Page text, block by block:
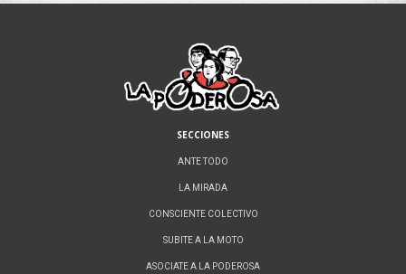
SECCIONES
ANTE TODO
LA MIRADA
CONSCIENTE COLECTIVO
SUBITE A LA MOTO
ASOCIATE A LA PODEROSA